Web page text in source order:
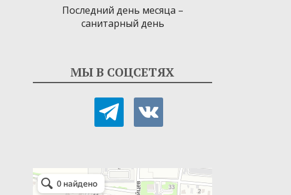
Последний день месяца –
санитарный день
МЫ В СОЦСЕТЯХ
telegram vkontakte
Детская библиотека-филиал № 9
Библиотека в Севастополе